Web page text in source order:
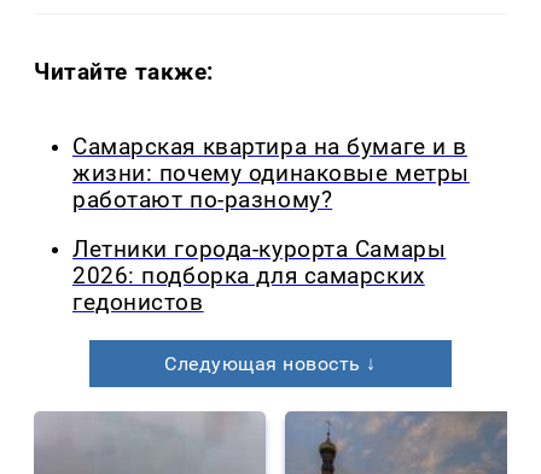
Читайте также:
Самарская квартира на бумаге и в
жизни: почему одинаковые метры
работают по-разному?
Летники города-курорта Самары
2026: подборка для самарских
гедонистов
Следующая новость ↓